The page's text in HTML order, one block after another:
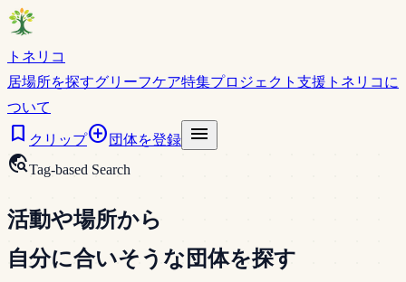
トネリコ
居場所を探すグリーフケア特集プロジェクト支援 トネリコに
ついて
bookmark クリップadd_circle 団体を登録
menu
travel_exploreTag-based Search
活動や場所から
自分に合いそうな団体を探す